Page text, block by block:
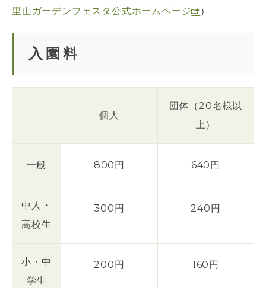
里山ガーデンフェスタ公式ホームページ
）
入園料
個人
団体（20名様以
上）
一般 800円 640円
中人・
高校生
300円 240円
小・中
学生
200円 160円